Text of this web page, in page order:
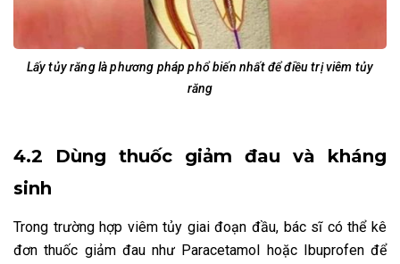
Lấy tủy răng là phương pháp phổ biến nhất để điều trị viêm tủy
răng
4.2 Dùng thuốc giảm đau và kháng
sinh
Trong trường hợp viêm tủy giai đoạn đầu, bác sĩ có thể kê
đơn thuốc giảm đau như Paracetamol hoặc Ibuprofen để